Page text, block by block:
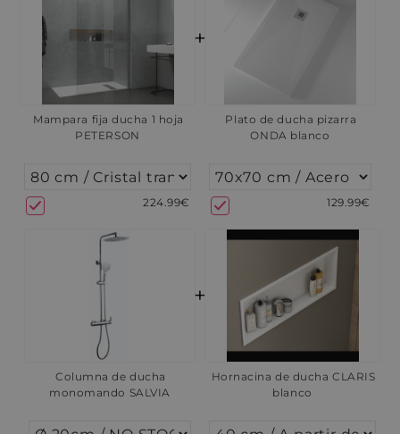
Mampara fija ducha 1 hoja
PETERSON
224.99€
+
Plato de ducha pizarra
ONDA blanco
129.99€
Columna de ducha
monomando SALVIA
+
Hornacina de ducha CLARIS
blanco